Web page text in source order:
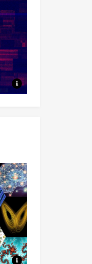
定量认识与科学调控复杂动态
科学家用来理解复杂系统的思